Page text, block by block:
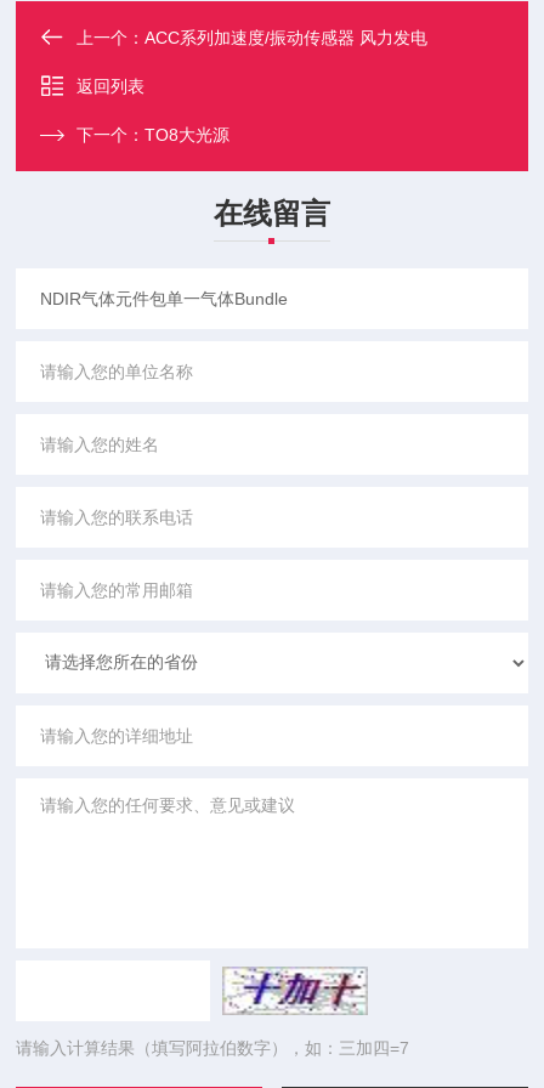
上一个：ACC系列加速度/振动传感器 风力发电
返回列表
下一个：TO8大光源
在线留言
请输入计算结果（填写阿拉伯数字），如：三加四=7